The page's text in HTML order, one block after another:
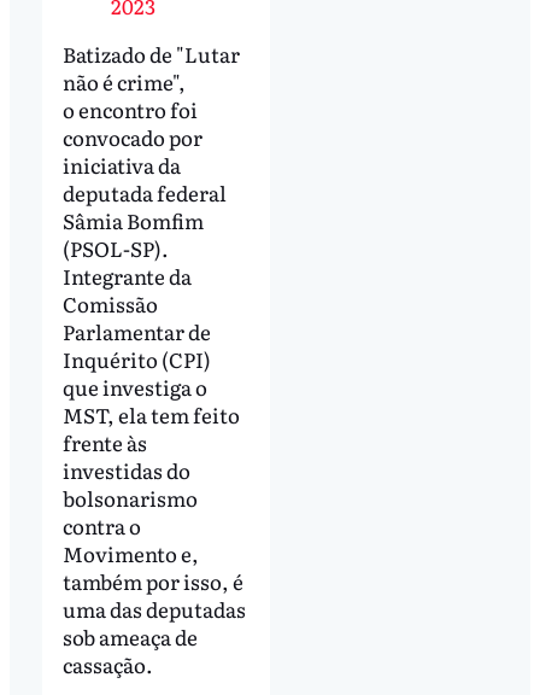
Batizado de "Lutar
não é crime",
o encontro foi
convocado por
iniciativa da
deputada federal
Sâmia Bomfim
(PSOL-SP).
Integrante da
Comissão
Parlamentar de
Inquérito (CPI)
que investiga o
MST, ela tem feito
frente às
investidas do
bolsonarismo
contra o
Movimento e,
também por isso, é
uma das deputadas
sob ameaça de
cassação.